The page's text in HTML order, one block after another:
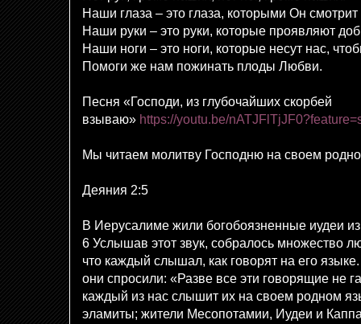
Наши глаза – это глаза, которыми Он
Наши руки – это руки, которые проявляют
Наши ноги – это ноги, которые несут нас,
Помоги же нам пожинать плоды Любви.
Песня «Господи, из глубочайших скорбей
взываю» https://youtu.be/
Мы читаем молитву Господню на своем
Деяния 2:5
В Иерусалиме жили богобоязненные иудеи
6 Услышав этот звук, собралось множество
что каждый слышал, как говорят на его
они спросили: «Разве все эти говорящие не
каждый из нас слышит их на своем родном
эламиты; жители Месопотамии, Иудеи и